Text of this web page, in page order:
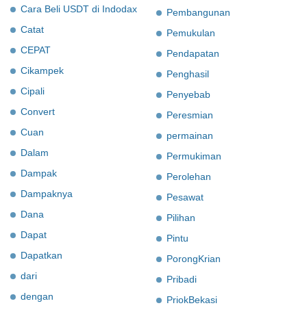
Cara Beli USDT di Indodax
Catat
CEPAT
Cikampek
Cipali
Convert
Cuan
Dalam
Dampak
Dampaknya
Dana
Dapat
Dapatkan
dari
dengan
Pembangunan
Pemukulan
Pendapatan
Penghasil
Penyebab
Peresmian
permainan
Permukiman
Perolehan
Pesawat
Pilihan
Pintu
PorongKrian
Pribadi
PriokBekasi